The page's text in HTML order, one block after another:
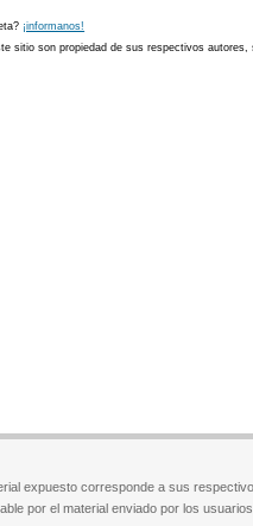
¡informanos!
sitio son propiedad de sus respectivos
expuesto corresponde a sus
por el material enviado por los usuarios.